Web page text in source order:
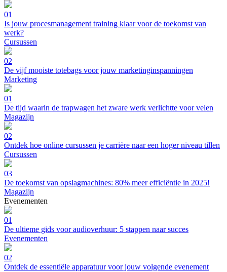
01
Is jouw procesmanagement training klaar voor de toekomst van
werk?
Cursussen
02
De vijf mooiste totebags voor jouw marketinginspanningen
Marketing
01
De tijd waarin de trapwagen het zware werk verlichtte voor velen
Magazijn
02
Ontdek hoe online cursussen je carrière naar een hoger niveau tillen
Cursussen
03
De toekomst van opslagmachines: 80% meer efficiëntie in 2025!
Magazijn
Evenementen
01
De ultieme gids voor audioverhuur: 5 stappen naar succes
Evenementen
02
Ontdek de essentiële apparatuur voor jouw volgende evenement